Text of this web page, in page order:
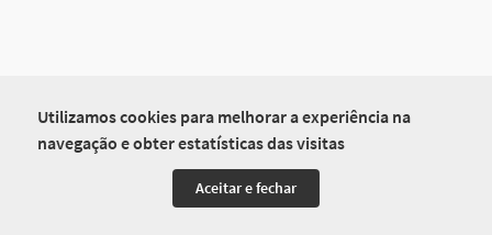
Utilizamos cookies para melhorar a experiência na
navegação e obter estatísticas das visitas
Aceitar e fechar